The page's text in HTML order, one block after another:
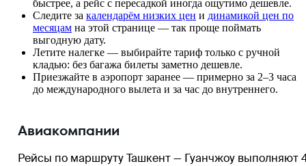
быстрее, а рейс с пересадкой иногда ощутимо дешевле.
Следите за календарём низких цен и динамикой цен по
месяцам на этой странице — так проще поймать
выгодную дату.
Летите налегке — выбирайте тариф только с ручной
кладью: без багажа билеты заметно дешевле.
Приезжайте в аэропорт заранее — примерно за 2–3 часа
до международного вылета и за час до внутреннего.
Авиакомпании
Рейсы по маршруту Ташкент — Гуанчжоу выполняют